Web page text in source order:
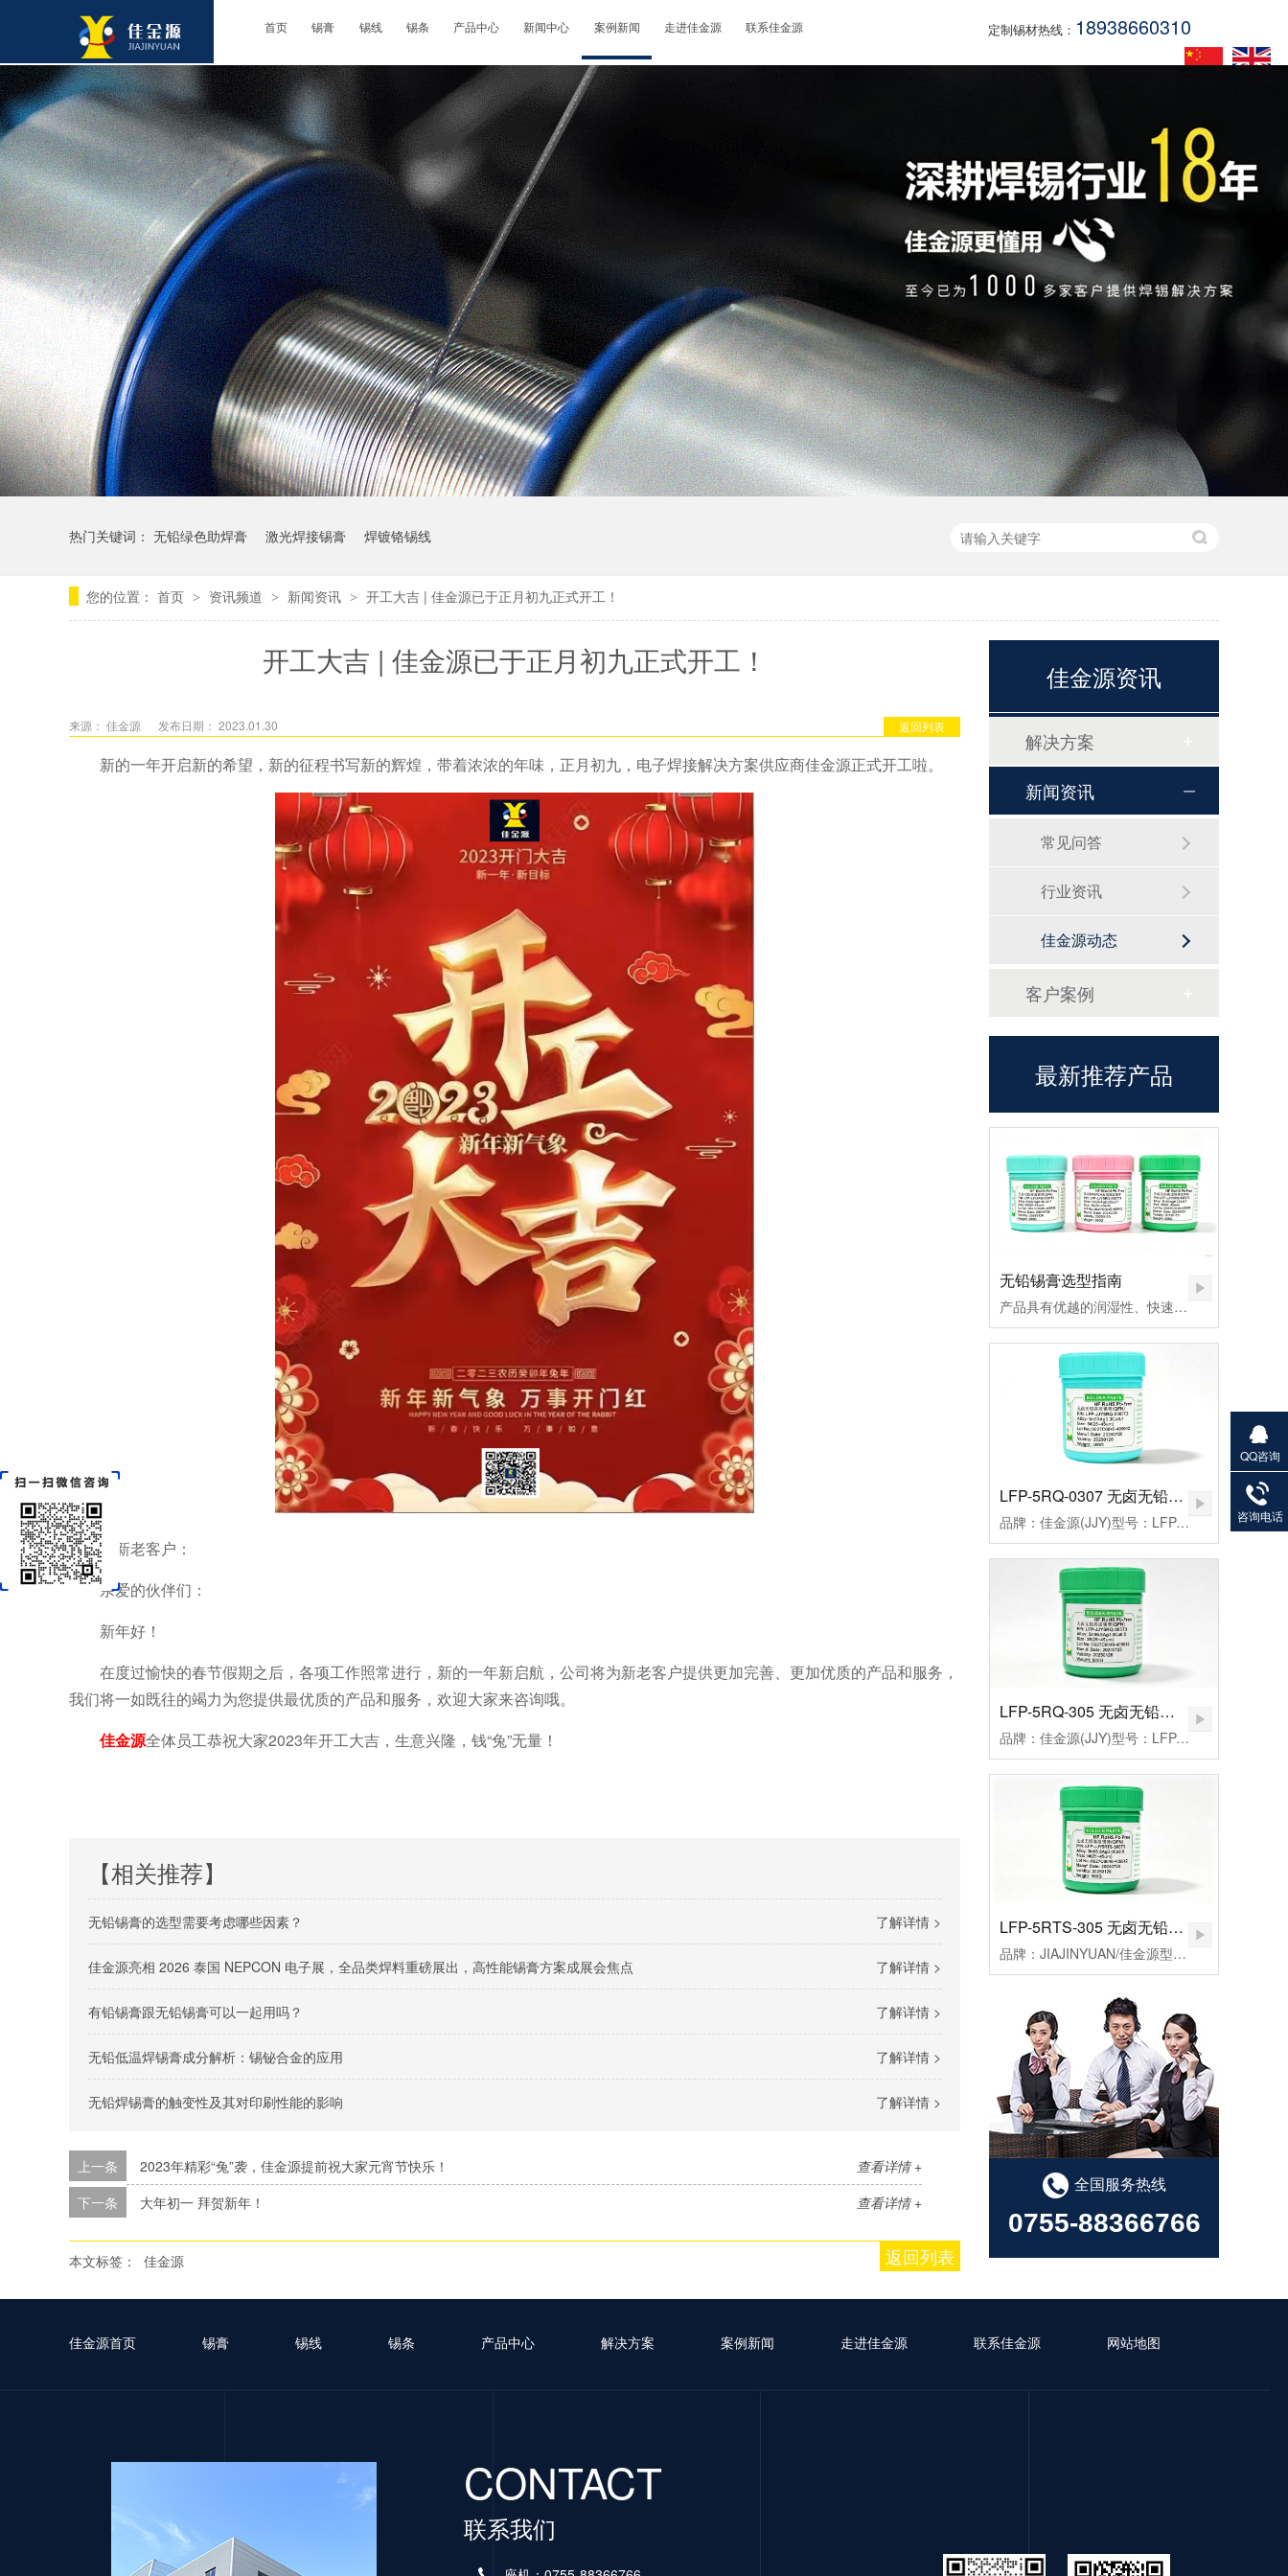
首页 锡膏 锡线 锡条 产品中心 新闻中心 案例新闻 走进佳金源 联系佳金源 定制锡材热线： 18938660310
热门关键词： 无铅绿色助焊膏 激光焊接锡膏 焊镀铬锡线
您的位置： 首页 > 资讯频道 > 新闻资讯 > 开工大吉 | 佳金源已于正月初九正式开工！
开工大吉 | 佳金源已于正月初九正式开工！
返回列表
来源： 佳金源 发布日期： 2023.01.30
新的一年开启新的希望，新的征程书写新的辉煌，带着浓浓的年味，正月初九，电子焊接解决方案供应商佳金源正式开工啦。
致新老客户：
亲爱的伙伴们：
新年好！
在度过愉快的春节假期之后，各项工作照常进行，新的一年新启航，公司将为新老客户提供更加完善、更加优质的产品和服务，
我们将一如既往的竭力为您提供最优质的产品和服务，欢迎大家来咨询哦。
佳金源全体员工恭祝大家2023年开工大吉，生意兴隆，钱“兔”无量！
【相关推荐】
了解详情 >
无铅锡膏的选型需要考虑哪些因素？
了解详情 >
佳金源亮相 2026 泰国 NEPCON 电子展，全品类焊料重磅展出，高性能锡膏方案成展会焦点
了解详情 >
有铅锡膏跟无铅锡膏可以一起用吗？
了解详情 >
无铅低温焊锡膏成分解析：锡铋合金的应用
了解详情 >
无铅焊锡膏的触变性及其对印刷性能的影响
查看详情 +
上一条
2023年精彩“兔”袭，佳金源提前祝大家元宵节快乐！
查看详情 +
下一条 大年初一 拜贺新年！
返回列表
本文标签： 佳金源
佳金源资讯
解决方案
新闻资讯
常见问答
行业资讯
佳金源动态
客户案例
最新推荐产品
无铅锡膏选型指南
产品具有优越的润湿性、快速点焊、拖焊、低残留和免清洗等特点，符合国际环保ROHS、REACH、PAHs、Phthalates等标准的限制，还从而帮您实现环保发展无忧无虑。
LFP-5RQ-0307 无卤无铅高温锡膏
品牌：佳金源(JJY)型号：LFP-JJY5RQ-0307T3合金成分：Sn99Ag0.3Cu0.7颗粒度：3#(25-45um）粘度：190±20Pa.S活性：高活性熔点：221-227℃峰值温度：235-255（℃）规格：500克/瓶
LFP-5RQ-305 无卤无铅高温锡膏
品牌：佳金源(JJY)型号：LFP-JJY5RQ-305T3合金成分：Sn96.5Ag3.0Cu0.5颗粒度：3#(25-45um）粘度：190±20Pa.S活性：高活性熔点：217℃峰值温度：235-255（℃）规格：500克/瓶
LFP-5RTS-305 无卤无铅高温锡膏
品牌：JIAJINYUAN/佳金源型号：LFP-JJY5RTS-305T3合金成分：Sn96.5Ag3.0Cu0.5颗粒度：3#(25-45um）粘度：185±20Pa.S活性：较高活性熔点：217℃峰值温度：235-255℃规格：500克/瓶
全国服务热线
0755-88366766
佳金源首页 锡膏 锡线 锡条 产品中心 解决方案 案例新闻 走进佳金源 联系佳金源 网站地图
CONTACT
联系我们
QQ咨询
27901383
82
咨询电话